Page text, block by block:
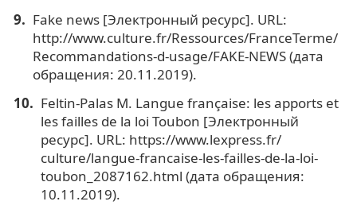
Fake news [Электронный ресурс]. URL:
http://www.culture.fr/Ressources/FranceTerme/
Recommandations-d-usage/FAKE-NEWS (дата
обращения: 20.11.2019).
Feltin-Palas M. Langue française: les apports et
les failles de la loi Toubon [Электронный
ресурс]. URL: https://www.lexpress.fr/
culture/langue-francaise-les-failles-de-la-loi-
toubon_2087162.html (дата обращения:
10.11.2019).